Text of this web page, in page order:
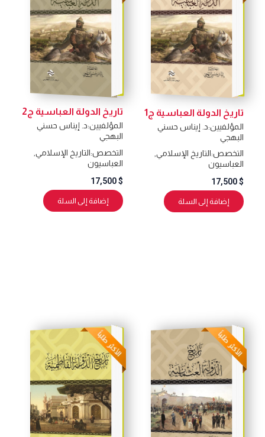
تاريخ الدولة العباسية ج1
المؤلفيين:د. إيناس حسني
البهجي
التخصص:التاريخ الإسلامي,
العباسيون
17,500
إضافة إلى السلة
تاريخ الدولة العباسية ج2
المؤلفيين:د. إيناس حسني
البهجي
التخصص:التاريخ الإسلامي,
العباسيون
17,500
إضافة إلى السلة